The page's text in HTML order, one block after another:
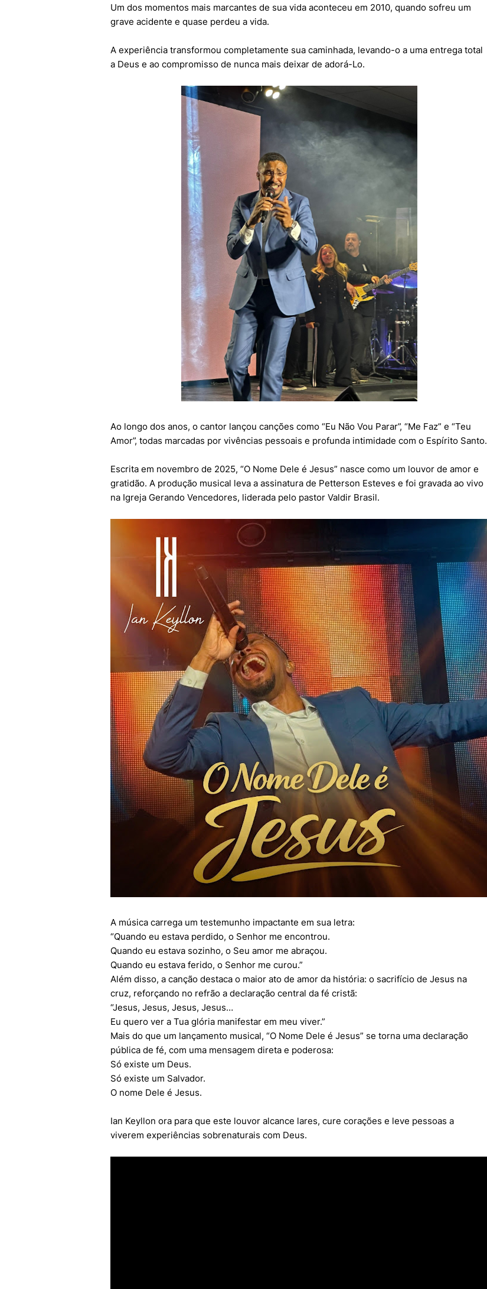
Um dos momentos mais marcantes de sua vida aconteceu em 2010, quando sofreu um
grave acidente e quase perdeu a vida.
A experiência transformou completamente sua caminhada, levando-o a uma entrega total
a Deus e ao compromisso de nunca mais deixar de adorá-Lo.
Ao longo dos anos, o cantor lançou canções como “Eu Não Vou Parar”, “Me Faz” e “Teu
Amor”, todas marcadas por vivências pessoais e profunda intimidade com o Espírito Santo.
Escrita em novembro de 2025, “O Nome Dele é Jesus” nasce como um louvor de amor e
gratidão. A produção musical leva a assinatura de Petterson Esteves e foi gravada ao vivo
na Igreja Gerando Vencedores, liderada pelo pastor Valdir Brasil.
A música carrega um testemunho impactante em sua letra:
“Quando eu estava perdido, o Senhor me encontrou.
Quando eu estava sozinho, o Seu amor me abraçou.
Quando eu estava ferido, o Senhor me curou.”
Além disso, a canção destaca o maior ato de amor da história: o sacrifício de Jesus na
cruz, reforçando no refrão a declaração central da fé cristã:
“Jesus, Jesus, Jesus, Jesus…
Eu quero ver a Tua glória manifestar em meu viver.”
Mais do que um lançamento musical, “O Nome Dele é Jesus” se torna uma declaração
pública de fé, com uma mensagem direta e poderosa:
Só existe um Deus.
Só existe um Salvador.
O nome Dele é Jesus.
Ian Keyllon ora para que este louvor alcance lares, cure corações e leve pessoas a
viverem experiências sobrenaturais com Deus.